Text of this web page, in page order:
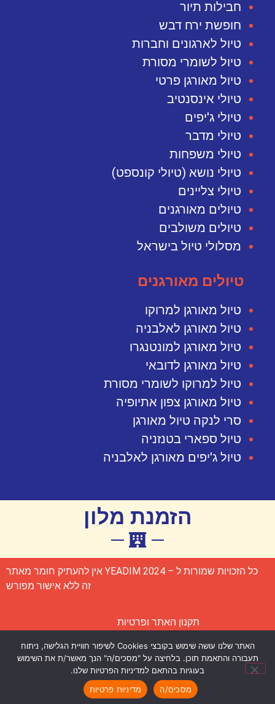
חבילות תיור
חופשת ירח דבש
טיול לארגונים וחברות
טיול לשומרי מסורת
טיול מאורגן פרטי
טיולי אינסנטיב
טיולי ג'יפים
טיולי מדבר
טיולי משפחות
טיולי נושא (טיולי קונספט)
טיולי צליינים
טיולים מאורגנים
טיולים משולבים
מסלולי טיול בישראל
טיולים מאורגנים
טיול מאורגן למרוקו
טיול מאורגן לאלבניה
טיול מאורגן למונטנגרו
טיול מאורגן לדובאי
טיול למרוקו לשומרי מסורת
טיול מאורגן צפון אתיופיה
סרי לנקה טיול מאורגן
טיול ספארי בטנזניה
טיול ג'יפים מאורגן לאלבניה
הזמנת מלון
כל הזכויות שמורות ל – YEADIM 2024 אין להעתיק חומר מאתר
זה ללא אישור מפורש
תקנון האתר ופרטיות
הצהרת נגישות
נבנה על ידי פנינה ולטר –בנייה וקידום אתרים
האתר שלנו עושה שימוש בקובצי Cookies לשיפור חוויית הגלישה, ניתוח
תעבורה והתאמת תוכן. בלחיצה על "מסכים/ה" הנך מאשר/ת את השימוש
בעוגיות בהתאם למדיניות הפרטיות שלנו.
מסכים/ה
מדיניות פרטיות